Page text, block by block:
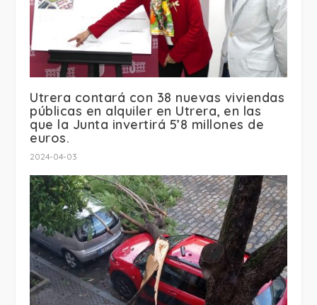
Utrera contará con 38 nuevas viviendas
públicas en alquiler en Utrera, en las
que la Junta invertirá 5’8 millones de
euros.
2024-04-03